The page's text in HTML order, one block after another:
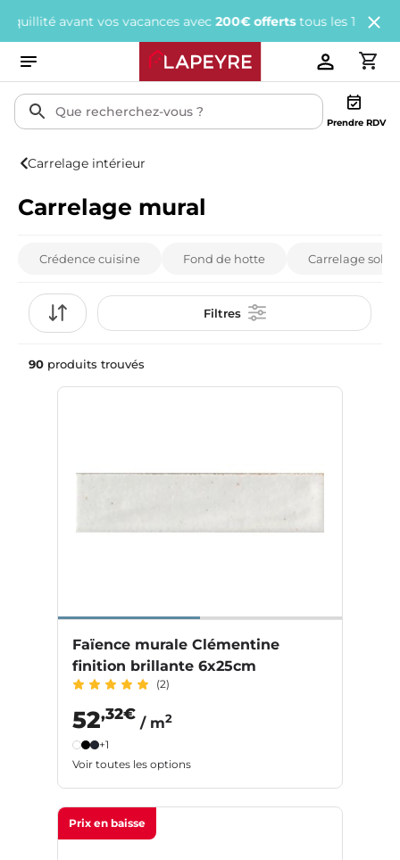
vacances avec200€ offertstous les 1 000€ d'achats. J'en
Prendre RDV
Carrelage intérieur
Carrelage mural
Crédence cuisine Fond de hotte Carrelage sol
Filtres
90 produits trouvés
Faïence murale Clémentine
finition brillante 6x25cm
(2)
52,32€
/ m2
+1
Voir toutes les options
Prix en baisse